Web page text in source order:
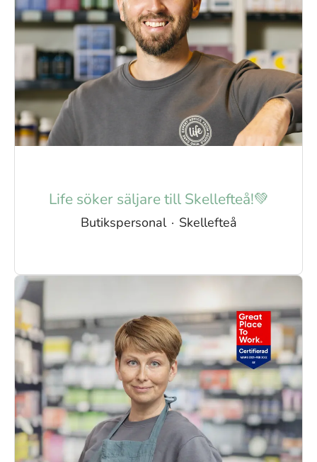
Life söker säljare till Skellefteå!💚
Butikspersonal · Skellefteå